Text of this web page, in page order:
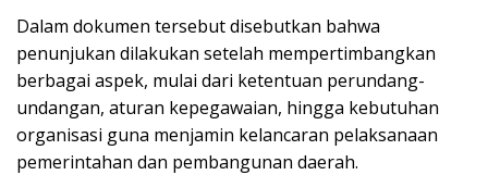
Dalam dokumen tersebut disebutkan bahwa
penunjukan dilakukan setelah mempertimbangkan
berbagai aspek, mulai dari ketentuan perundang-
undangan, aturan kepegawaian, hingga kebutuhan
organisasi guna menjamin kelancaran pelaksanaan
pemerintahan dan pembangunan daerah.